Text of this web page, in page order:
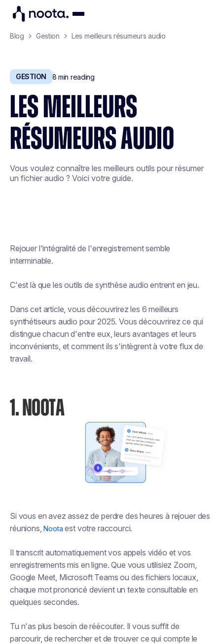
Blog Gestion Les meilleurs résumeurs audio
GESTION 8 min reading
LES MEILLEURS
RÉSUMEURS AUDIO
Vous voulez connaître les meilleurs outils pour résumer
un fichier audio ? Voici votre guide.
Rejouer l'intégralité de l'enregistrement semble
interminable.
C'est là que les outils de synthèse audio entrent en jeu.
Dans cet article, vous découvrirez les 6 meilleurs
synthétiseurs audio pour 2025. Vous découvrirez ce qui
distingue chacun d'entre eux, leurs avantages et leurs
inconvénients, et comment ils s'intègrent à votre flux de
travail.
1. NOOTA
Si vous en avez assez de perdre des heures à rejouer des
réunions,Noota est votre raccourci.
Il transcrit automatiquement vos appels vidéo et vos
enregistrements mis en ligne. Que vous utilisiez Zoom,
Google Meet, Microsoft Teams ou des fichiers locaux,
chaque mot prononcé devient un texte consultable en
quelques secondes.
Tu n'as plus besoin de réécouter. Il vous suffit de
parcourir, de rechercher et de trouver ce qui compte le